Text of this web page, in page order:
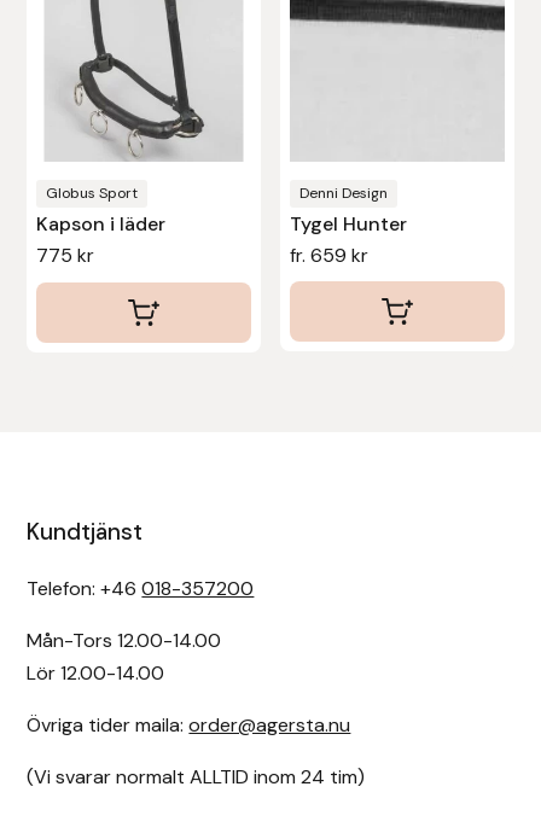
Globus Sport
Kapson i läder
775kr
alternativen
på
produktsidan
Denni Design
Tygel Hunter
fr. 659 kr
olika
på
produktsidan
Kundtjänst
Telefon: +46018-357200
Mån-Tors 12.00-14.00
Lör 12.00-14.00
Övriga tider maila:order@agersta.nu
(Vi svarar normalt ALLTID inom 24 tim)
Veredus